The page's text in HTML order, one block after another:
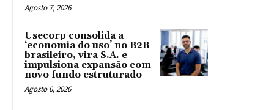
Agosto 7, 2026
Usecorp consolida a
‘economia do uso’ no B2B
brasileiro, vira S.A. e
impulsiona expansão com
novo fundo estruturado
Agosto 6, 2026